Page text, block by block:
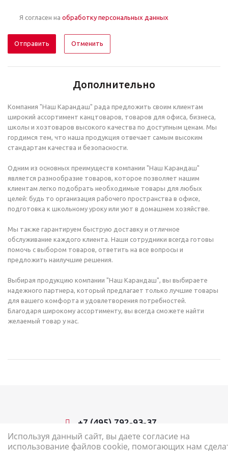
Я согласен на обработку персональных данных
Отменить
Дополнительно
Компания "Наш Карандаш" рада предложить своим клиентам
широкий ассортимент канцтоваров, товаров для офиса, бизнеса,
школы и хозтоваров высокого качества по доступным ценам. Мы
гордимся тем, что наша продукция отвечает самым высоким
стандартам качества и безопасности.
Одним из основных преимуществ компании "Наш Карандаш"
является разнообразие товаров, которое позволяет нашим
клиентам легко подобрать необходимые товары для любых
целей: будь то организация рабочего пространства в офисе,
подготовка к школьному уроку или уют в домашнем хозяйстве.
Мы также гарантируем быструю доставку и отличное
обслуживание каждого клиента. Наши сотрудники всегда готовы
помочь с выбором товаров, ответить на все вопросы и
предложить наилучшие решения.
Выбирая продукцию компании "Наш Карандаш", вы выбираете
надежного партнера, который предлагает только лучшие товары
для вашего комфорта и удовлетворения потребностей.
Благодаря широкому ассортименту, вы всегда сможете найти
желаемый товар у нас.
+7 (495) 792-93-37
Используя данный сайт, вы даете согласие на
использование файлов cookie, помогающих нам